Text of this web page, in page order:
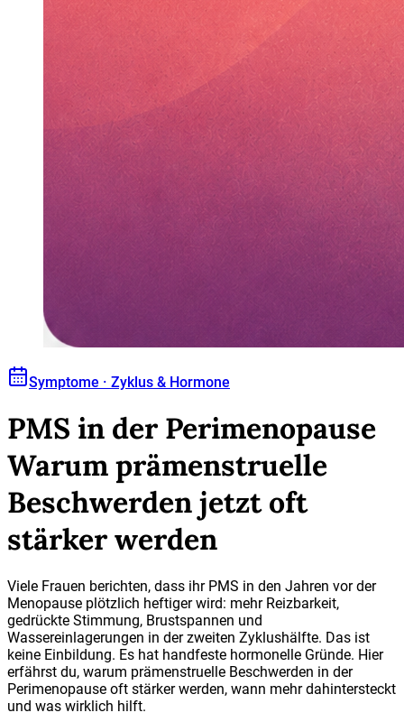
Symptome · Zyklus & Hormone
PMS in der Perimenopause
Warum prämenstruelle
Beschwerden jetzt oft
stärker werden
Viele Frauen berichten, dass ihr PMS in den Jahren vor der
Menopause plötzlich heftiger wird: mehr Reizbarkeit,
gedrückte Stimmung, Brustspannen und
Wassereinlagerungen in der zweiten Zyklushälfte. Das ist
keine Einbildung. Es hat handfeste hormonelle Gründe. Hier
erfährst du, warum prämenstruelle Beschwerden in der
Perimenopause oft stärker werden, wann mehr dahintersteckt
und was wirklich hilft.